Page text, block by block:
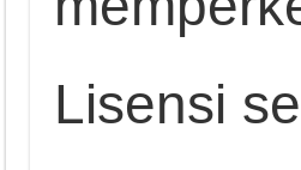
Lisensi